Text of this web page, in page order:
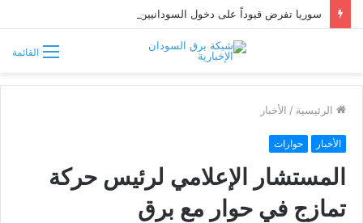
القائمة
الرئيسية / الأخبار
الأخبار حوارات
المستشار الإعلامي لرئيس حركة
تمازج في حوار مع برق